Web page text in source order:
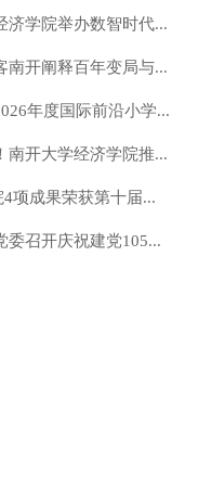
济学院举办数智时代...
南开阐释百年变局与...
年度国际前沿小学...
南开大学经济学院推...
4项成果荣获第十届...
委召开庆祝建党105...